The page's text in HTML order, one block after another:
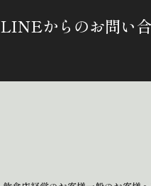
LINEからのお問い